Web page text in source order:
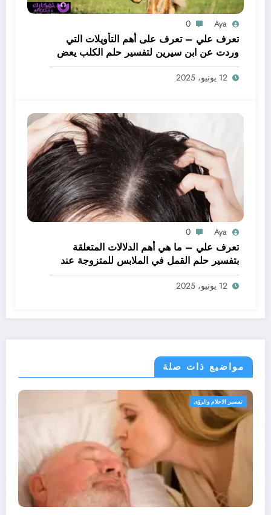
Aya
0
تعرف علي – تعرف على أهم التأويلات التي
وردت عن ابن سيرين لتفسير حلم الكلب يعض
يدي – بالتفصيل
12 يونيو، 2025
Aya
0
تعرف علي – ما هي أهم الدلالات المتعلقة
بتفسير حلم القمل في الملابس للمتزوجة عند
ابن سيرين؟ – بالتفصيل
12 يونيو، 2025
مواضيع ذات صلة